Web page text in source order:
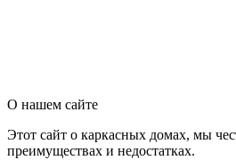
О нашем сайте
Этот сайт о каркасных домах, мы
преимуществах и недостатках.